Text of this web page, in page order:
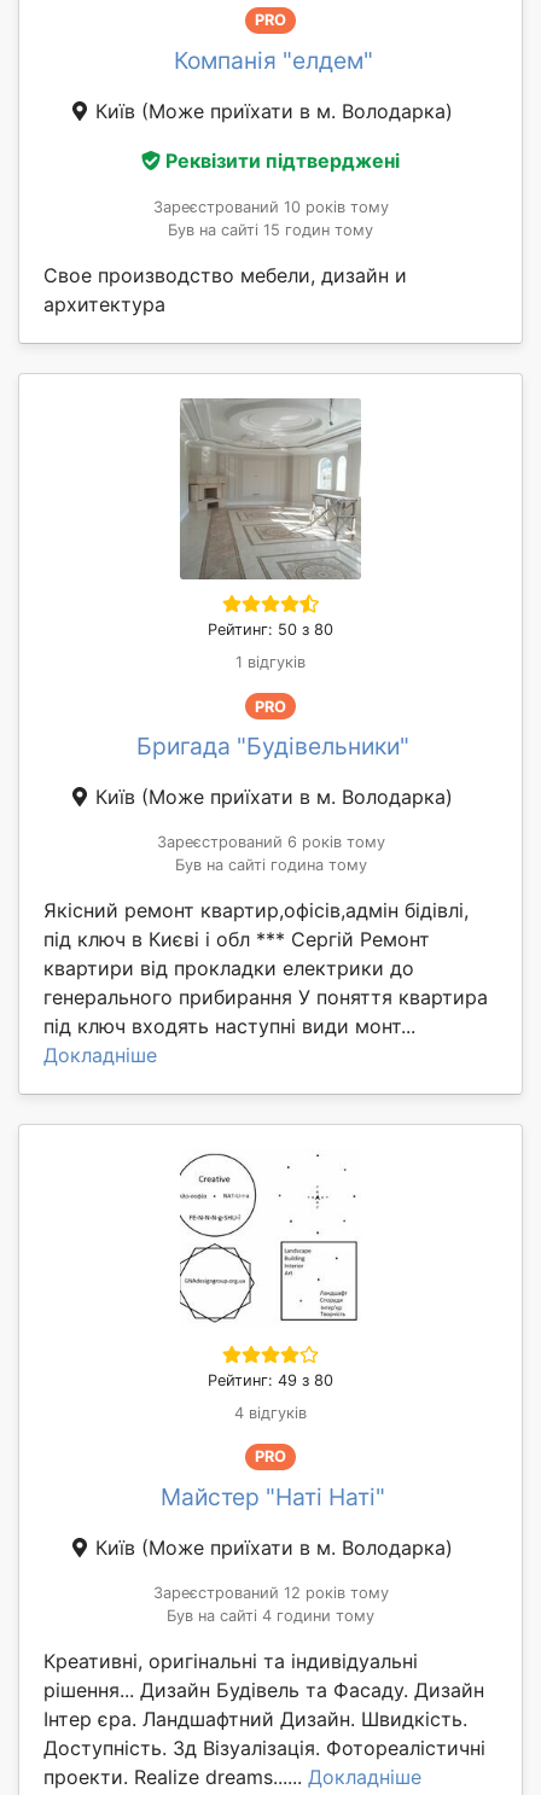
PRO
Компанія "елдем"
Київ (Може приїхати в м. Володарка)
Реквізити підтверджені
Зареєстрований 10 років тому
Був на сайті 15 годин тому
Свое производство мебели, дизайн и
архитектура
Рейтинг: 50 з 80
1 відгуків
PRO
Бригада "Будівельники"
Київ (Може приїхати в м. Володарка)
Зареєстрований 6 років тому
Був на сайті година тому
Якісний ремонт квартир,офісів,адмін бідівлі,
під ключ в Києві і обл *** Сергій Ремонт
квартири від прокладки електрики до
генерального прибирання У поняття квартира
під ключ входять наступні види монт...
Докладніше
Рейтинг: 49 з 80
4 відгуків
PRO
Майстер "Наті Наті"
Київ (Може приїхати в м. Володарка)
Зареєстрований 12 років тому
Був на сайті 4 години тому
Креативні, оригінальні та індивідуальні
рішення... Дизайн Будівель та Фасаду. Дизайн
Інтер єра. Ландшафтний Дизайн. Швидкість.
Доступність. 3д Візуалізація. Фотореалістичні
проекти. Realize dreams...... Докладніше